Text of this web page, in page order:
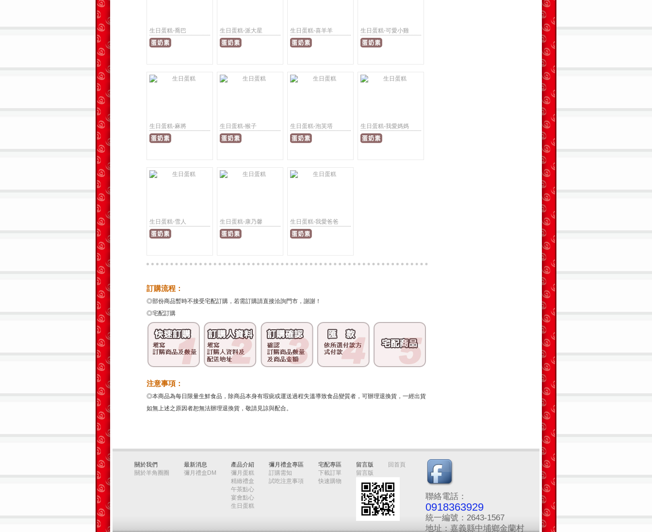
生日蛋糕-喬巴 生日蛋糕-派大星 生日蛋糕-喜羊羊 生日蛋糕-可愛小雞
生日蛋糕-麻將 生日蛋糕-猴子 生日蛋糕-泡芙塔 生日蛋糕-我愛媽媽
生日蛋糕-雪人 生日蛋糕-康乃馨 生日蛋糕-我愛爸爸
訂購流程：
◎部份商品暫時不接受宅配訂購，若需訂購請直接洽詢門市，謝謝！
◎宅配訂購
注意事項：
◎本商品為每日限量生鮮食品，除商品本身有瑕疵或運送過程失溫導致食品變質者，可辦理退換貨，一經出貨
如無上述之原因者恕無法辦理退換貨，敬請見諒與配合。
關於我們
關於羊角圈圈
最新消息
彌月禮盒DM
產品介紹
彌月蛋糕
精緻禮盒
午茶點心
宴會點心
生日蛋糕
彌月禮盒專區
訂購需知
試吃注意事項
宅配專區
下載訂單
快速購物
留言版
留言版
回首頁
聯絡電話：
0918363929
統一編號：2643-1567
地址：嘉義縣中埔鄉金蘭村